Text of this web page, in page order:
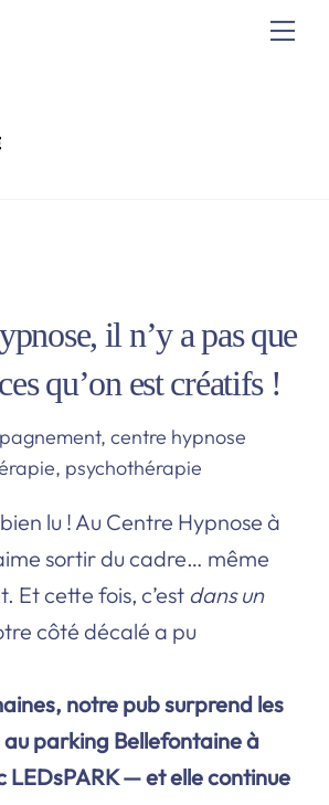
il n’y a pas que
qu’on est créatifs !
, centre hypnose
, psychothérapie
lu ! Au Centre Hypnose à
sortir du cadre… même
Et cette fois, c’est dans un
côté décalé a pu
notre pub surprend les
parking Bellefontaine à
LEDsPARK — et elle continue